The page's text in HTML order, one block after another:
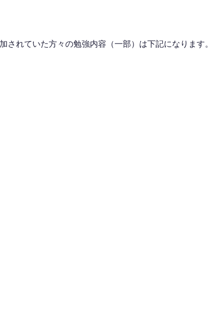
されていた方々の勉強内容（一部）は下記になります。